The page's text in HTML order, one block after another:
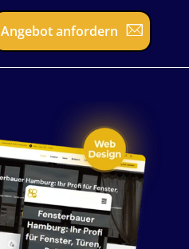
Angebot anfordern